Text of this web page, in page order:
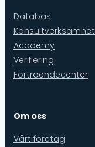
Databas
Konsultverksamhet
Academy
Verifiering
Förtroendecenter
Om oss
Vårt företag